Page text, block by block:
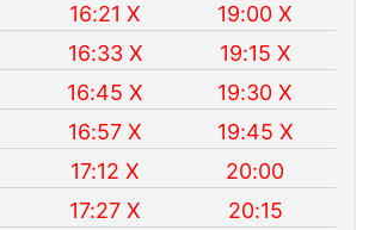
16:21 X
19:00 X
16:33 X
19:15 X
16:45 X
19:30 X
16:57 X
19:45 X
17:12 X
20:00
17:27 X
20:15